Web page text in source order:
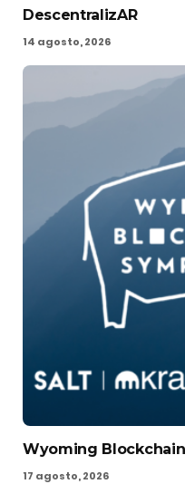
14 agosto, 2026
DescentralizAR
17 agosto, 2026
Wyoming